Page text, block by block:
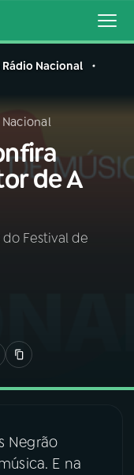
Rádio Nacional
de A
do Festival de
Negrão
E na